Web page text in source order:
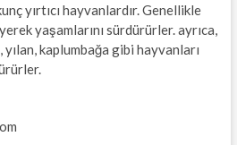
yırtıcı hayvanlardır. Genellikle
yaşamlarını sürdürürler. ayrıca,
kaplumbağa gibi hayvanları